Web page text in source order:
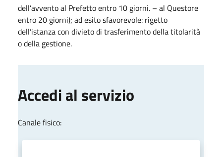
dell’avvento al Prefetto entro 10 giorni. – al Questore
entro 20 giorni); ad esito sfavorevole: rigetto
dell’istanza con divieto di trasferimento della titolarità
o della gestione.
Accedi al servizio
Canale fisico: